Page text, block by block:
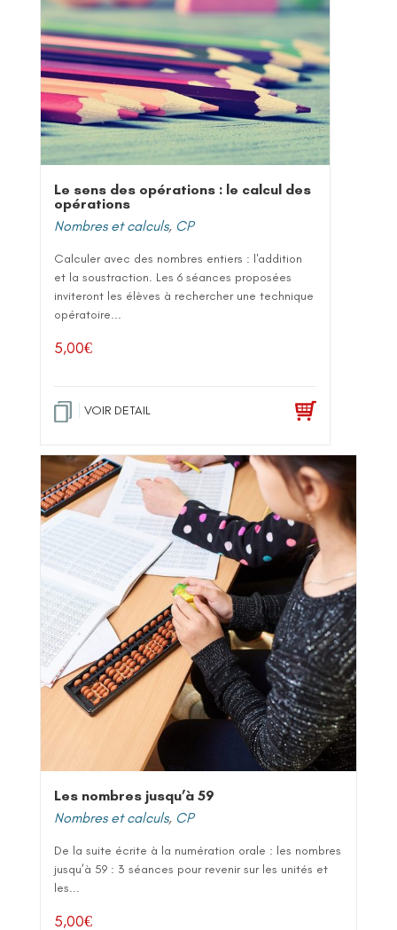
Le sens des opérations : le calcul des
opérations
Nombres et calculs, CP
Calculer avec des nombres entiers : l'addition
et la soustraction. Les 6 séances proposées
inviteront les élèves à rechercher une technique
opératoire...
5,00€
VOIR DETAIL
Les nombres jusqu’à 59
Nombres et calculs, CP
De la suite écrite à la numération orale : les nombres
jusqu’à 59 : 3 séances pour revenir sur les unités et
les...
5,00€